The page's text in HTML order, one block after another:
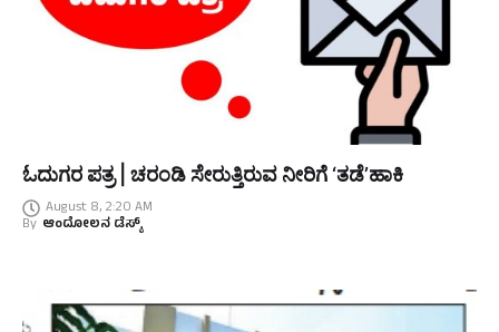
ಓದುಗರ ಪತ್ರ | ಚರಂಡಿ ಸೇರುತ್ತಿರುವ ನೀರಿಗೆ ‘ತಡೆ’ಹಾಕಿ
August 8, 2:20 AM
By ಆಂದೋಲನ ಡೆಸ್ಕ್